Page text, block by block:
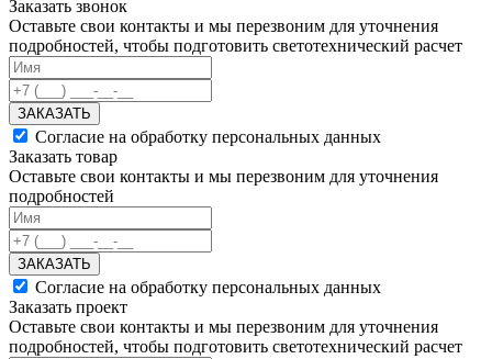
Заказать звонок
Оставьте свои контакты и мы перезвоним для уточнения
подробностей, чтобы подготовить светотехнический расчет
ЗАКАЗАТЬ
Согласие на обработку персональных данных
Заказать товар
Оставьте свои контакты и мы перезвоним для уточнения
подробностей
ЗАКАЗАТЬ
Согласие на обработку персональных данных
Заказать проект
Оставьте свои контакты и мы перезвоним для уточнения
подробностей, чтобы подготовить светотехнический расчет